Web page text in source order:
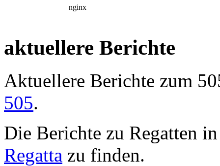
aktuellere Berichte
Aktuellere Berichte zum
505.
Die Berichte zu Regatten
Regatta zu finden.